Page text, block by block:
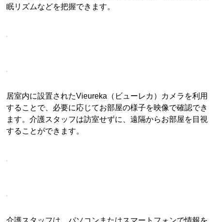
眠リズムなどを把握できます。
居室内に設置されたVieureka（ビューレカ）カメラを利用
することで、必要に応じてお部屋の様子を映像で確認でき
ます。介護スタッフは訪室せずに、遠隔からお部屋を目視
することができます。
介護スタッフは、パソコンまたはスマートフォンで情報を